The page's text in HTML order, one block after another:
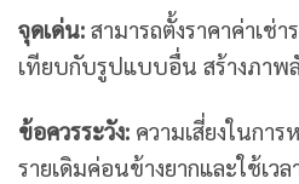
จุดเด่น: สามารถตั้งราคาค่าเช่
เทียบกับรูปแบบอื่น สร้างภาพ
ข้อควรระวัง: ความเสี่ยงในกา
รายเดิมค่อนข้างยากและใช้เว